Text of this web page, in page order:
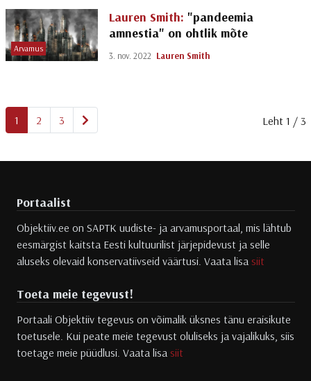
Arvamus
Lauren Smith: "pandeemia
amnestia" on ohtlik mõte
3. nov. 2022 Lauren Smith
1 2 3 Järgmine Leht 1 / 3
Portaalist
Objektiiv.ee on SAPTK uudiste- ja arvamusportaal, mis lähtub
eesmärgist kaitsta Eesti kultuurilist järjepidevust ja selle
aluseks olevaid konservatiivseid väärtusi. Vaata lisa siit
Toeta meie tegevust!
Portaali Objektiiv tegevus on võimalik üksnes tänu eraisikute
toetusele. Kui peate meie tegevust oluliseks ja vajalikuks, siis
toetage meie püüdlusi. Vaata lisa siit